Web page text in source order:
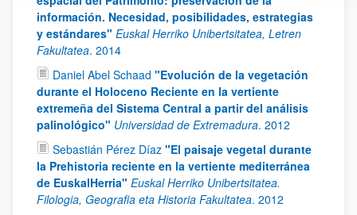
información. Necesidad, posibilidades, estrategias
y estándares" Euskal Herriko Unibertsitatea, Letren
Fakultatea. 2014
Daniel Abel Schaad "Evolución de la vegetación
durante el Holoceno Reciente en la vertiente
extremeña del Sistema Central a partir del análisis
palinológico" Universidad de Extremadura. 2012
Sebastián Pérez Díaz "El paisaje vegetal durante
la Prehistoria reciente en la vertiente mediterránea
de EuskalHerria" Euskal Herriko Unibertsitatea.
Filologia, Geografia eta Historia Fakultatea. 2012